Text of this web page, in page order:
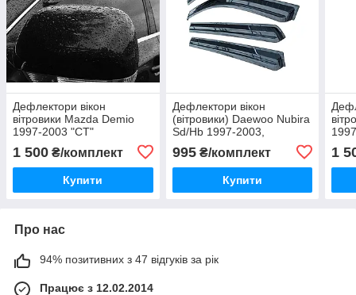
Дефлектори вікон
вітровики Mazda Demio
1997-2003 "CT"
1 500 ₴/комплект
Купити
Дефлектори вікон
(вітровики) Daewoo Nubira
Sd/Hb 1997-2003,
995₴/комплект
Купити
1
Про нас
94% позитивних з 47 відгуків за рік
Працює з 12.02.2014